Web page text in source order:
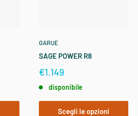
GARUE
SAGE POWER R8
€1.149
disponibile
Scegli le opzioni